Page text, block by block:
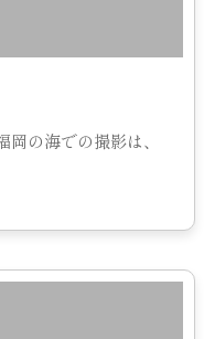
の海での撮影は、